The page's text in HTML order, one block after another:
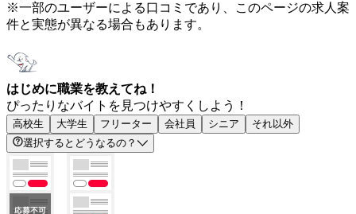
※一部のユーザーによる口コミであり、このページの求人案
件と実態が異なる場合もあります。
はじめに職業を教えてね！
ぴったりなバイトを見つけやすくしよう！
高校生 大学生 フリーター 会社員 シニア
それ以外
選択するとどうなるの？